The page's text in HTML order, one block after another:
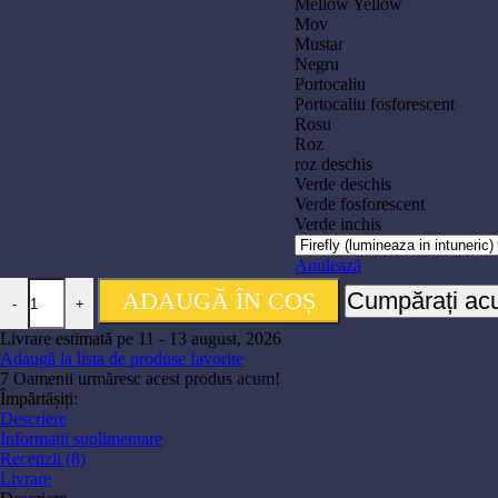
Mellow Yellow
Mov
Mustar
Negru
Portocaliu
Portocaliu fosforescent
Rosu
Roz
roz deschis
Verde deschis
Verde fosforescent
Verde inchis
Anulează
-
Cantitate Filament PLA+ 1.75mm bobina 1kg
+ ADAUGĂ ÎN COȘ Cumpărați
Livrare estimată pe 11 - 13 august, 2026
Adaugă la lista de produse favorite
7 Oamenii urmăresc acest produs acum!
Împărtășiți:
Descriere
Informații suplimentare
Recenzii (8)
Livrare